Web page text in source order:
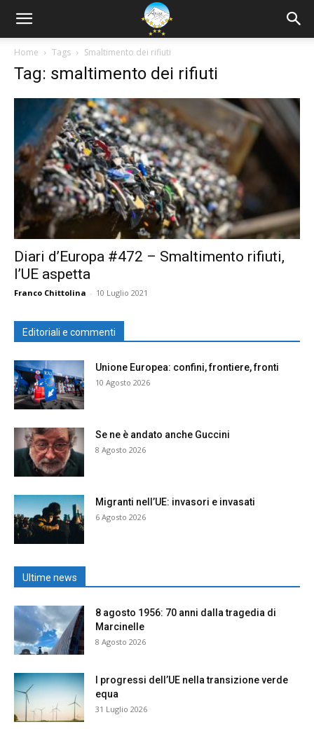
Home Tags Smaltimento dei rifiuti
Tag: smaltimento dei rifiuti
Diari d’Europa #472 – Smaltimento rifiuti,
l’UE aspetta
Franco Chittolina - 10 Luglio 2021
Editoriali e commenti
Unione Europea: confini, frontiere, fronti
10 Agosto 2026
Se ne è andato anche Guccini
8 Agosto 2026
Migranti nell’UE: invasori e invasati
6 Agosto 2026
Ultime news
8 agosto 1956: 70 anni dalla tragedia di
Marcinelle
8 Agosto 2026
I progressi dell’UE nella transizione verde
equa
31 Luglio 2026